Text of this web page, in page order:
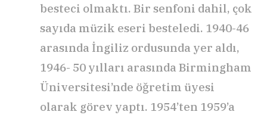
besteci olmaktı. Bir senfoni dahil, çok
sayıda müzik eseri besteledi. 1940-46
arasında İngiliz ordusunda yer aldı,
1946- 50 yılları arasında Birmingham
Üniversitesi’nde öğretim üyesi
olarak görev yaptı. 1954’ten 1959’a